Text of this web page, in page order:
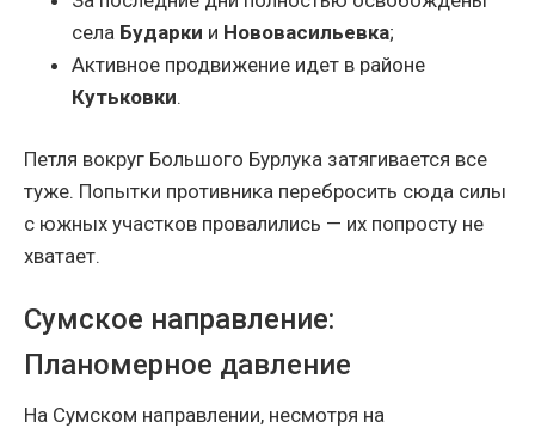
села Бударки и Нововасильевка;
Активное продвижение идет в районе
Кутьковки.
Петля вокруг Большого Бурлука затягивается все
туже. Попытки противника перебросить сюда силы
с южных участков провалились — их попросту не
хватает.
Сумское направление:
Планомерное давление
На Сумском направлении, несмотря на